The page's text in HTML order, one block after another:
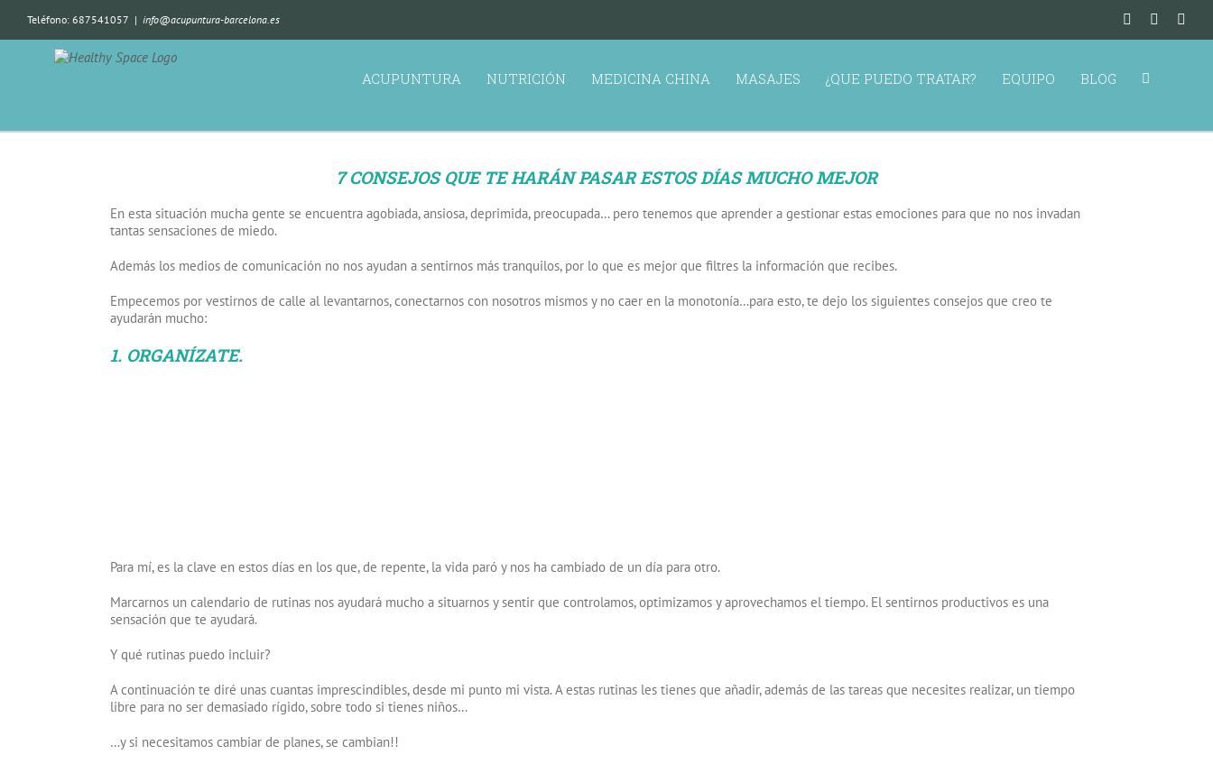
Teléfono: 687541057 | info@acupuntura-barcelona.es
ACUPUNTURA NUTRICIÓN MEDICINA CHINA MASAJES ¿QUE PUEDO TRATAR? EQUIPO BLOG
7 CONSEJOS QUE TE HARÁN PASAR ESTOS DÍAS MUCHO MEJOR
En esta situación mucha gente se encuentra agobiada, ansiosa, deprimida, preocupada… pero tenemos que aprender a gestionar estas emociones para que no nos invadan
tantas sensaciones de miedo.
Además los medios de comunicación no nos ayudan a sentirnos más tranquilos, por lo que es mejor que filtres la información que recibes.
Empecemos por vestirnos de calle al levantarnos, conectarnos con nosotros mismos y no caer en la monotonía…para esto, te dejo los siguientes consejos que creo te
ayudarán mucho:
1. ORGANÍZATE.
Para mí, es la clave en estos días en los que, de repente, la vida paró y nos ha cambiado de un día para otro.
Marcarnos un calendario de rutinas nos ayudará mucho a situarnos y sentir que controlamos, optimizamos y aprovechamos el tiempo. El sentirnos productivos es una
sensación que te ayudará.
Y qué rutinas puedo incluir?
A continuación te diré unas cuantas imprescindibles, desde mi punto mi vista. A estas rutinas les tienes que añadir, además de las tareas que necesites realizar, un tiempo
libre para no ser demasiado rígido, sobre todo si tienes niños…
…y si necesitamos cambiar de planes, se cambian!!